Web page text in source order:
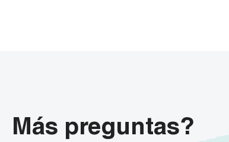
Más preguntas?